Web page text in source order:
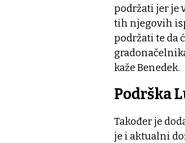
podržati jer je
tih njegovih
podržati te da
kaže Benedek.
Podrška
Također je
je i aktualni